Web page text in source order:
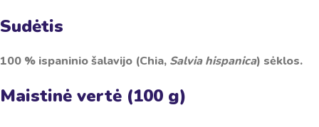
Sudėtis
100 % ispaninio šalavijo (Chia, Salvia hispanica) sėklos.
Maistinė vertė (100 g)